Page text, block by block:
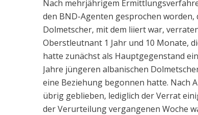
Nach mehrjährigem
den BND-Agenten gesprochen worden,
Dolmetscher, mit dem liiert war,
Oberstleutnant 1 Jahr und 10 Monate,
hatte zunächst als Hauptgegenstand
Jahre jüngeren albanischen
eine Beziehung begonnen hatte. Nach
übrig geblieben, lediglich der Verrat
der Verurteilung vergangenen Woche